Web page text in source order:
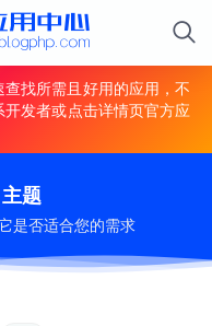
找所需且好用的应用，不
发者或点击详情页官方应
题
是否适合您的需求